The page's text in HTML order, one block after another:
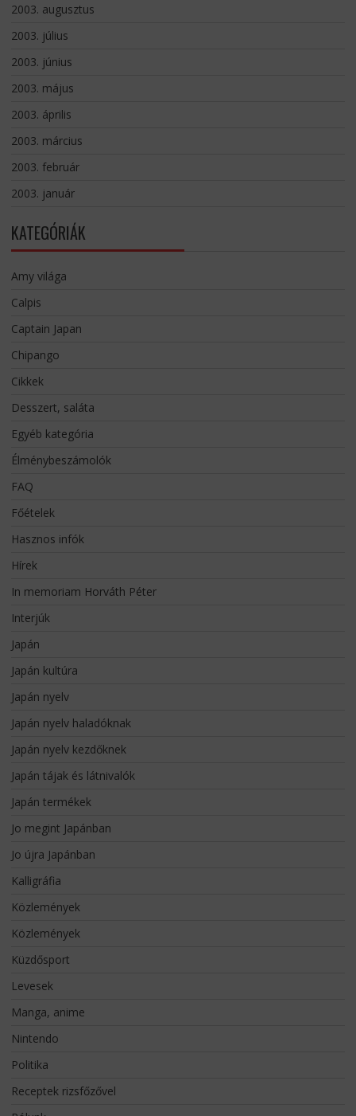
2003. augusztus
2003. július
2003. június
2003. május
2003. április
2003. március
2003. február
2003. január
KATEGÓRIÁK
Amy világa
Calpis
Captain Japan
Chipango
Cikkek
Desszert, saláta
Egyéb kategória
Élménybeszámolók
FAQ
Főételek
Hasznos infók
Hírek
In memoriam Horváth Péter
Interjúk
Japán
Japán kultúra
Japán nyelv
Japán nyelv haladóknak
Japán nyelv kezdőknek
Japán tájak és látnivalók
Japán termékek
Jo megint Japánban
Jo újra Japánban
Kalligráfia
Közlemények
Közlemények
Küzdősport
Levesek
Manga, anime
Nintendo
Politika
Receptek rizsfőzővel